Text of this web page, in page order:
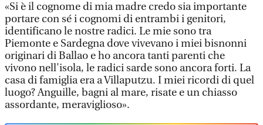
«Si è il cognome di mia madre credo sia importante
portare con sé i cognomi di entrambi i genitori,
identificano le nostre radici. Le mie sono tra
Piemonte e Sardegna dove vivevano i miei bisnonni
originari di Ballao e ho ancora tanti parenti che
vivono nell'isola, le radici sarde sono ancora forti. La
casa di famiglia era a Villaputzu. I miei ricordi di quel
luogo? Anguille, bagni al mare, risate e un chiasso
assordante, meraviglioso».